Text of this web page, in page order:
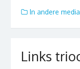
In andere media
Links